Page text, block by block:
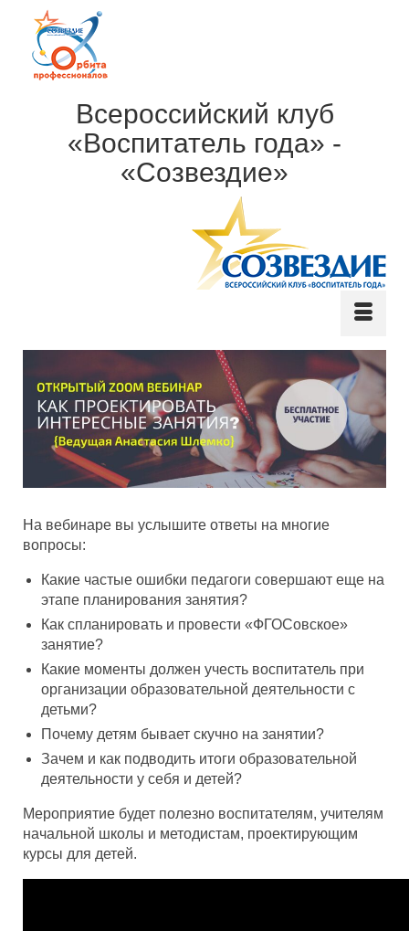
Всероссийский клуб
«Воспитатель года» -
«Созвездие»
На вебинаре вы услышите ответы на многие
вопросы:
Какие частые ошибки педагоги совершают еще на
этапе планирования занятия?
Как спланировать и провести «ФГОСовское»
занятие?
Какие моменты должен учесть воспитатель при
организации образовательной деятельности с
детьми?
Почему детям бывает скучно на занятии?
Зачем и как подводить итоги образовательной
деятельности у себя и детей?
Мероприятие будет полезно воспитателям, учителям
начальной школы и методистам, проектирующим
курсы для детей.